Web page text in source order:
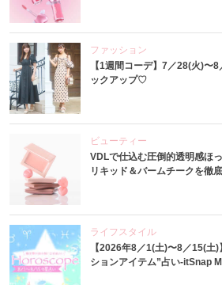
ファッション
【1週間コーデ】7／28(火)〜
ックアップ♡
ビューティー
VDLで仕込む圧倒的透明感ほ
リキッド＆バームチークを徹底
ライフスタイル
【2026年8／1(土)〜8／15(土
ションアイテム”占い-itSnap